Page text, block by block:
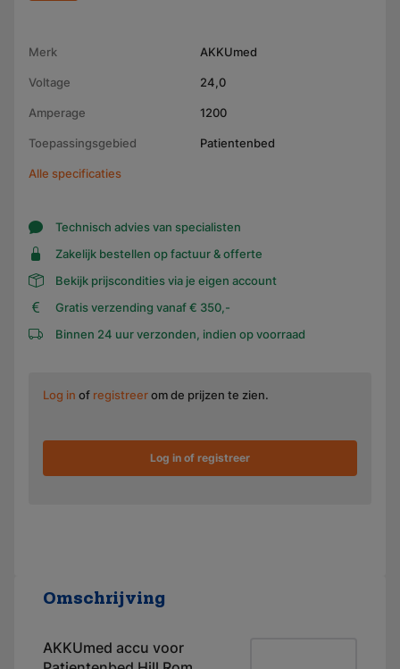
Merk AKKUmed
Voltage 24,0
Amperage 1200
Toepassingsgebied Patientenbed
Alle specificaties
Technisch advies van specialisten
Zakelijk bestellen op factuur & offerte
Bekijk prijscondities via je eigen account
Gratis verzending vanaf € 350,-
Binnen 24 uur verzonden, indien op voorraad
Log in of registreerom de prijzen te zien.
Log in of registreer
Omschrijving
AKKUmed accu voor